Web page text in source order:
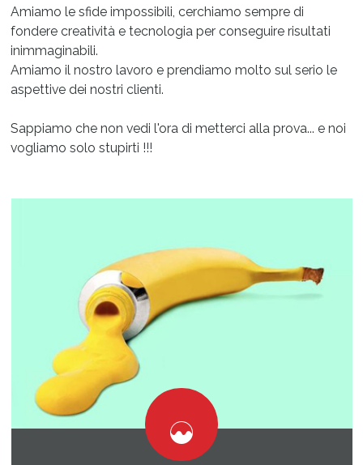
Amiamo le sfide impossibili, cerchiamo sempre di
fondere creatività e tecnologia per conseguire risultati
inimmaginabili.
Amiamo il nostro lavoro e prendiamo molto sul serio le
aspettive dei nostri clienti.
Sappiamo che non vedi l'ora di metterci alla prova... e noi
vogliamo solo stupirti !!!